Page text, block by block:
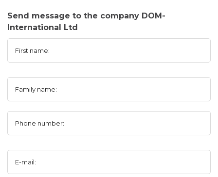
Send message to the company DOM-
International Ltd
First name:
Family name:
Phone number:
E-mail: